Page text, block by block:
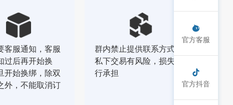
客服通知，客服
过后再开始换
开始换绑，除双
外，不能取消订
群内禁止提供联系方式，
私下交易有风险，损失自
行承担
官方客服
官方抖音